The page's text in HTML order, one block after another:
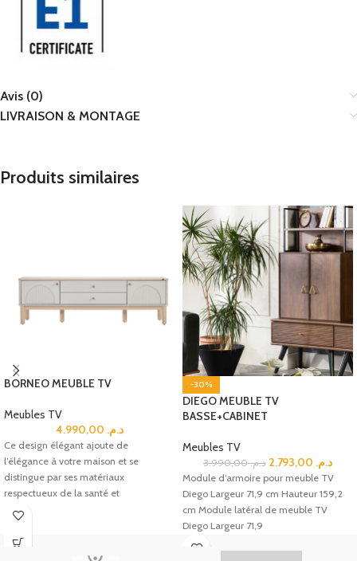
Avis (0)
LIVRAISON & MONTAGE
Produits similaires
BORNEO MEUBLE TV
Meubles TV
د.م.
Ce design élégant ajoute de
l’élégance à votre maison et se
distingue par ses matériaux
respectueux de la santé et
-30%
DIEGO MEUBLE TV
BASSE+CABINET
Meubles TV
د.م.3.990,00 د.م.
Module d’armoire pour meuble TV
Diego Largeur 71,9 cm Hauteur 159,2
cm Module latéral de meuble TV
Diego Largeur 71,9